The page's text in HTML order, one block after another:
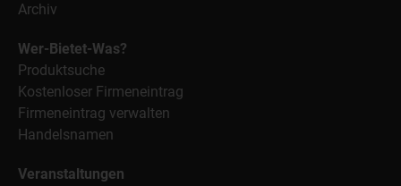
Archiv
Wer-Bietet-Was?
Produktsuche
Kostenloser Firmeneintrag
Firmeneintrag verwalten
Handelsnamen
Veranstaltungen